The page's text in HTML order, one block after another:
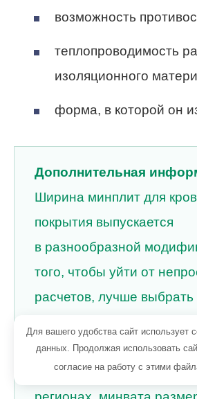
возможность
теплопроводимость
изоляционного
форма, в которой он
Дополнительная
Ширина минплит для
покрытия выпускается
в разнообразной
того, чтобы уйти от
расчетов, лучше
для различных
районов. Так, к примеру,
Для вашего удобства сайт использует
данных. Продолжая использовать
согласие на работу с этими